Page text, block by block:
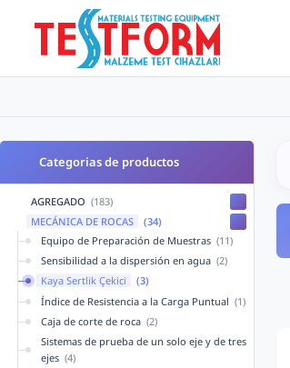
Categorias de productos
AGREGADO (183)
MECÁNICA DE ROCAS
(34)
Equipo de Preparación de Muestras (11)
Sensibilidad a la dispersión en agua (2)
Kaya Sertlik Çekici
(3)
Índice de Resistencia a la Carga Puntual (1)
Caja de corte de roca (2)
Sistemas de prueba de un solo eje y de tres
ejes (4)